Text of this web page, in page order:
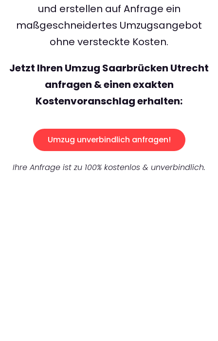
und erstellen auf Anfrage ein
maßgeschneidertes Umzugsangebot
ohne versteckte Kosten.
Jetzt Ihren Umzug Saarbrücken Utrecht
anfragen & einen exakten
Kostenvoranschlag erhalten:
Umzug unverbindlich anfragen!
Ihre Anfrage ist zu 100% kostenlos & unverbindlich.